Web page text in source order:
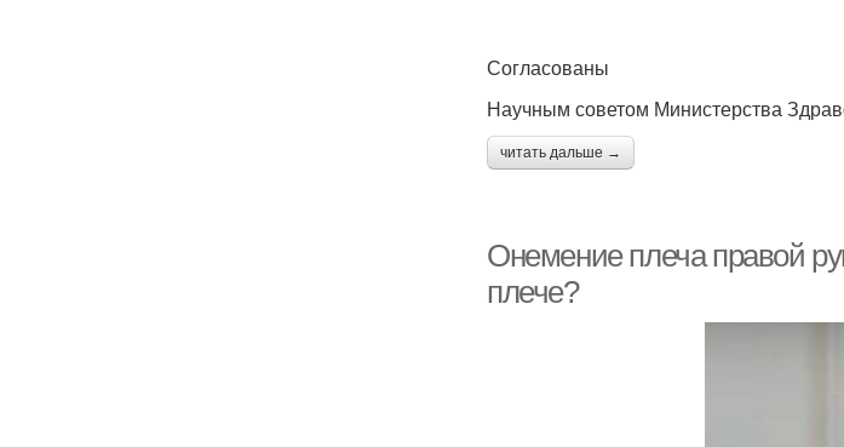
Согласованы
Научным советом Министерства
читать дальше →
Онемение плеча правой
плече?